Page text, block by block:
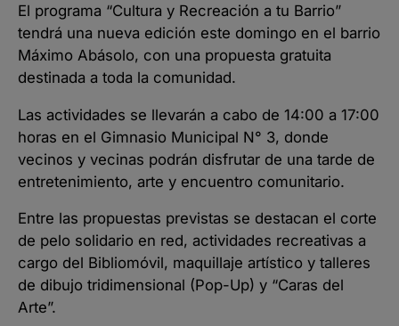
El programa “Cultura y Recreación a tu Barrio”
tendrá una nueva edición este domingo en el barrio
Máximo Abásolo, con una propuesta gratuita
destinada a toda la comunidad.
Las actividades se llevarán a cabo de 14:00 a 17:00
horas en el Gimnasio Municipal N° 3, donde
vecinos y vecinas podrán disfrutar de una tarde de
entretenimiento, arte y encuentro comunitario.
Entre las propuestas previstas se destacan el corte
de pelo solidario en red, actividades recreativas a
cargo del Bibliomóvil, maquillaje artístico y talleres
de dibujo tridimensional (Pop-Up) y “Caras del
Arte”.